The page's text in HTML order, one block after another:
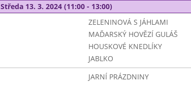
Středa 13. 3. 2024 (11:00 - 13:00)
ZELENINOVÁ S JÁHLAMI
MAĎARSKÝ HOVĚZÍ GULÁŠ
HOUSKOVÉ KNEDLÍKY
JABLKO
JARNÍ PRÁZDNINY